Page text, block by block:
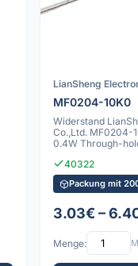
LianSheng
MF0204-10K0
Widerstand
Co.,Ltd. MF0204-
0.4W Through-
40322
Packung mit
3.03€ –
Menge: